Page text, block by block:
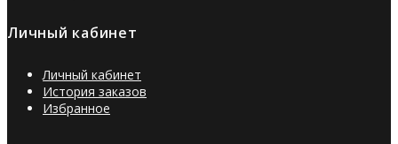
Личный кабинет
Личный кабинет
История заказов
Избранное